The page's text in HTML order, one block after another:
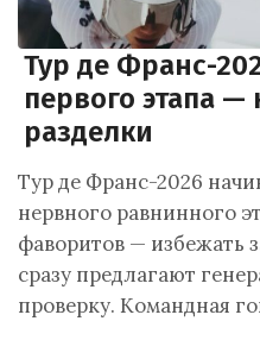
Тур де Франс-
первого этапа
разделки
Тур де Франс-2026
нервного равнинного
фаворитов — избежать
сразу предлагают
проверку. Командная